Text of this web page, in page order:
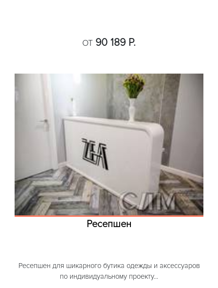
ОТ 90 189 Р.
Ресепшен
Ресепшен для шикарного бутика одежды и аксессуаров
по индивидуальному проекту...